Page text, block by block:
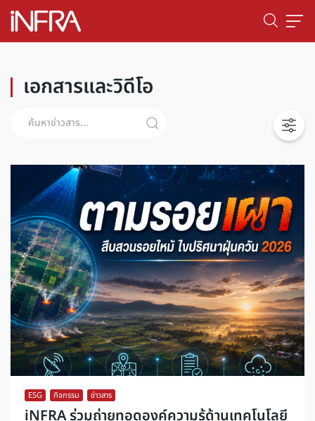
เอกสารและวิดีโอ
ESG กิจกรรม ข่าวสาร
iNFRA ร่วมถ่ายทอดองค์ความรู้ด้านเทคโนโลยี